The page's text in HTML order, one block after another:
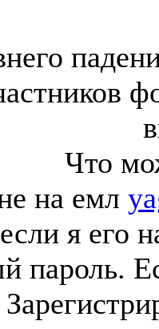
Что
на емл
я его
пароль.